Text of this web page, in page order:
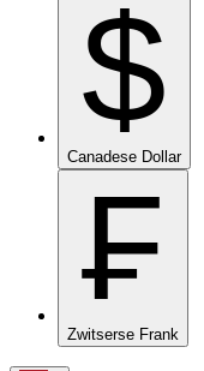
$
Canadese Dollar
₣
Zwitserse Frank